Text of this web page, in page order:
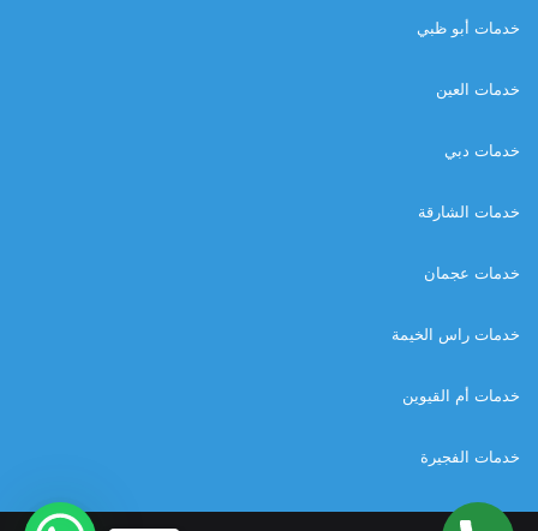
خدمات أبو ظبي
خدمات العين
خدمات دبي
خدمات الشارقة
خدمات عجمان
خدمات راس الخيمة
خدمات أم القيوين
خدمات الفجيرة